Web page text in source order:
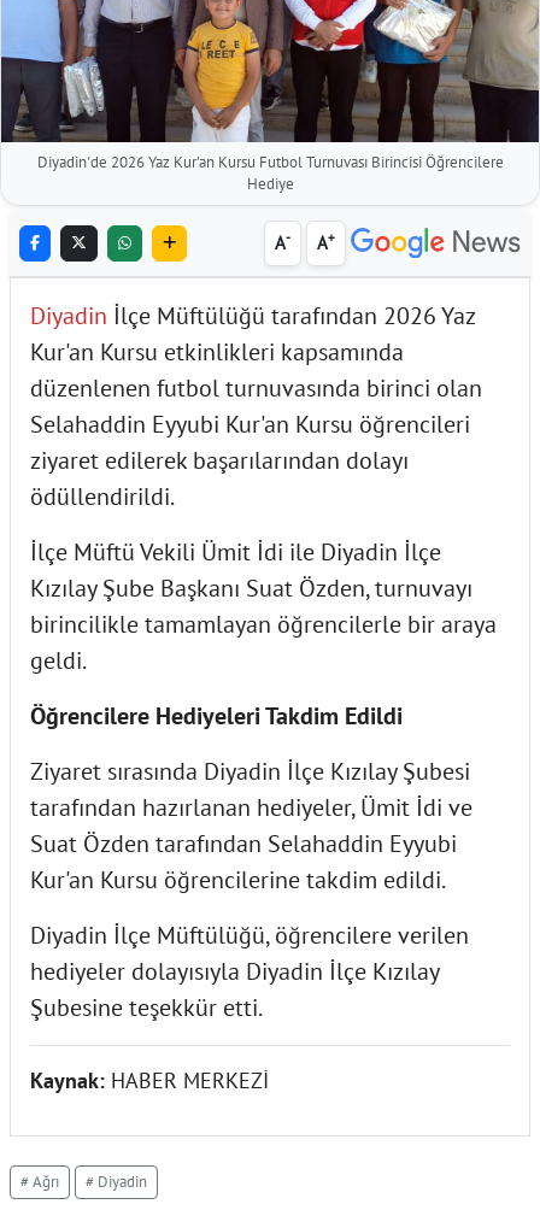
Diyadin'de 2026 Yaz Kur'an Kursu Futbol Turnuvası Birincisi Öğrencilere
Hediye
A- A+
Diyadin İlçe Müftülüğü tarafından 2026 Yaz
Kur'an Kursu etkinlikleri kapsamında
düzenlenen futbol turnuvasında birinci olan
Selahaddin Eyyubi Kur'an Kursu öğrencileri
ziyaret edilerek başarılarından dolayı
ödüllendirildi.
İlçe Müftü Vekili Ümit İdi ile Diyadin İlçe
Kızılay Şube Başkanı Suat Özden, turnuvayı
birincilikle tamamlayan öğrencilerle bir araya
geldi.
Öğrencilere Hediyeleri Takdim Edildi
Ziyaret sırasında Diyadin İlçe Kızılay Şubesi
tarafından hazırlanan hediyeler, Ümit İdi ve
Suat Özden tarafından Selahaddin Eyyubi
Kur'an Kursu öğrencilerine takdim edildi.
Diyadin İlçe Müftülüğü, öğrencilere verilen
hediyeler dolayısıyla Diyadin İlçe Kızılay
Şubesine teşekkür etti.
Kaynak: HABER MERKEZİ
# Ağrı # Diyadin